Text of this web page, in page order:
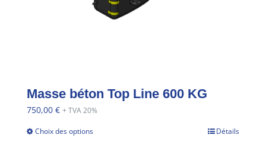
Masse béton Top Line 600 KG
750,00 € + TVA 20%
Choix des options Détails